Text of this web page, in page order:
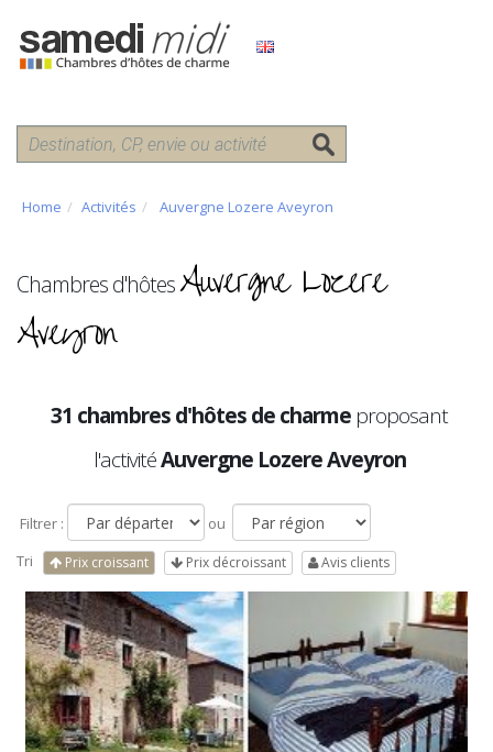
Home Activités Auvergne Lozere Aveyron
Chambres d'hôtesAuvergne Lozere
Aveyron
31 chambres d'hôtes de charme proposant
l'activitéAuvergne Lozere Aveyron
Filtrer :
ou
Tri
Prix croissant Prix décroissant Avis clients